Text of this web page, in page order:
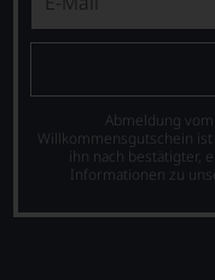
Abmeldung
Willkommensgutschein
ihn nach bestätigter,
Informationen zu